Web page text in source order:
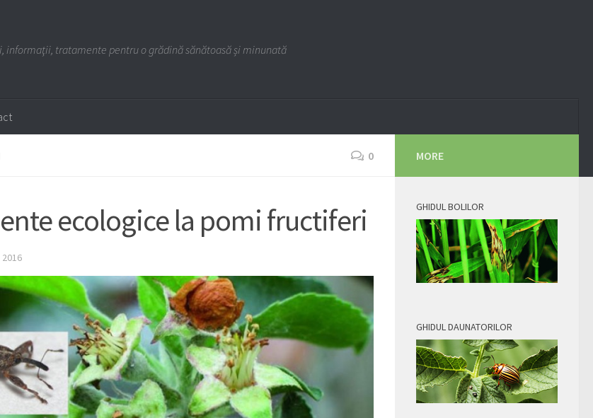
informaţii, tratamente pentru o grădină sănătoasă și minunată
0
ecologice la pomi fructiferi
2016
MORE
GHIDUL BOLILOR
GHIDUL DAUNATORILOR